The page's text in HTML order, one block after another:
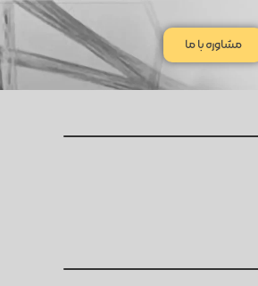
مشاوره با ما